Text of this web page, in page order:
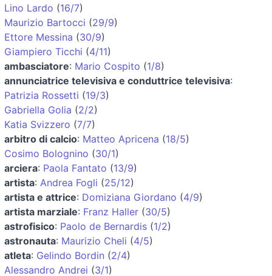
Lino Lardo (16/7)
Maurizio Bartocci (29/9)
Ettore Messina (30/9)
Giampiero Ticchi (4/11)
ambasciatore: Mario Cospito (1/8)
annunciatrice televisiva e conduttrice televisiva:
Patrizia Rossetti (19/3)
Gabriella Golia (2/2)
Katia Svizzero (7/7)
arbitro di calcio: Matteo Apricena (18/5)
Cosimo Bolognino (30/1)
arciera: Paola Fantato (13/9)
artista: Andrea Fogli (25/12)
artista e attrice: Domiziana Giordano (4/9)
artista marziale: Franz Haller (30/5)
astrofisico: Paolo de Bernardis (1/2)
astronauta: Maurizio Cheli (4/5)
atleta: Gelindo Bordin (2/4)
Alessandro Andrei (3/1)